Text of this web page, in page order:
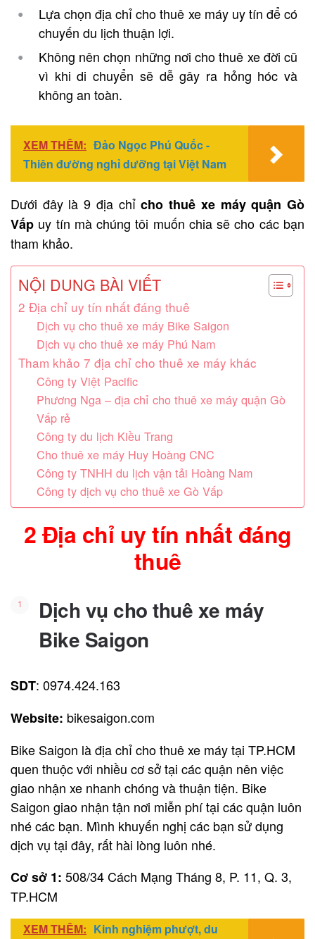
Lựa chọn địa chỉ cho thuê xe máy uy tín để có
chuyến du lịch thuận lợi.
Không nên chọn những nơi cho thuê xe đời cũ
vì khi di chuyển sẽ dễ gây ra hỏng hóc và
không an toàn.
XEM THÊM: Đảo Ngọc Phú Quốc -
Thiên đường nghỉ dưỡng tại Việt Nam
Dưới đây là 9 địa chỉcho thuê xe máy quận Gò
Vấp uy tín mà chúng tôi muốn chia sẽ cho các bạn
tham khảo.
NỘI DUNG BÀI VIẾT
2 Địa chỉ uy tín nhất đáng thuê
Dịch vụ cho thuê xe máy Bike Saigon
Dịch vụ cho thuê xe máy Phú Nam
Tham khảo 7 địa chỉ cho thuê xe máy khác
Công ty Việt Pacific
Phương Nga – địa chỉ cho thuê xe máy quận Gò
Vấp rẻ
Công ty du lịch Kiều Trang
Cho thuê xe máy Huy Hoàng CNC
Công ty TNHH du lịch vận tải Hoàng Nam
Công ty dịch vụ cho thuê xe Gò Vấp
2 Địa chỉ uy tín nhất đáng
thuê
Dịch vụ cho thuê xe máy
Bike Saigon
SDT: 0974.424.163
Website: bikesaigon.com
Bike Saigon là địa chỉ cho thuê xe máy tại TP.HCM
quen thuộc với nhiều cơ sở tại các quận nên việc
giao nhận xe nhanh chóng và thuận tiện. Bike
Saigon giao nhận tận nơi miễn phí tại các quận luôn
nhé các bạn. Mình khuyến nghị các bạn sử dụng
dịch vụ tại đây, rất hài lòng luôn nhé.
Cơ sở 1: 508/34 Cách Mạng Tháng 8, P. 11, Q. 3,
TP.HCM
XEM THÊM: Kinh nghiệm phượt, du